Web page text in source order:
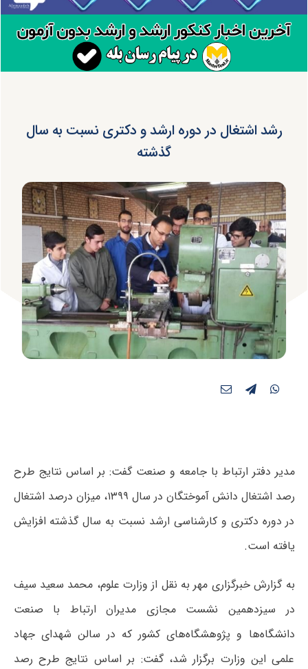
رشد اشتغال در دوره ارشد و دکتری نسبت به سال
گذشته
مدیر دفتر ارتباط با جامعه و صنعت گفت: بر اساس نتایج طرح
رصد اشتغال دانش آموختگان در سال ۱۳۹۹، میزان درصد اشتغال
در دوره دکتری و کارشناسی ارشد نسبت به سال گذشته افزایش
یافته است.
به گزارش خبرگزاری مهر به نقل از وزارت علوم، محمد سعید سیف
در سیزدهمین نشست مجازی مدیران ارتباط با صنعت
دانشگاه‌ها و پژوهشگاه‌های کشور که در سالن شهدای جهاد
علمی این وزارت برگزار شد، گفت: بر اساس نتایج طرح رصد